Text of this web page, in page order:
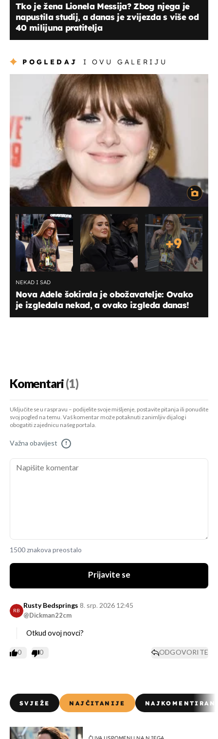
Tko je žena Lionela Messija? Zbog njega je
napustila studij, a danas je zvijezda s više od
40 milijuna pratitelja
POGLEDAJ I OVU GALERIJU
+9
NEKAD I SAD
Nova Adele šokirala je obožavatelje: Ovako
je izgledala nekad, a ovako izgleda danas!
Komentari(1)
Uključite se u raspravu – podijelite svoje mišljenje, postavite pitanja ili ponudite
svoj pogled na temu. Vaš komentar može potaknuti zanimljiv dijalog i
obogatiti zajednicu našeg portala.
Važna obavijest !
1500 znakova preostalo
Prijavite se
RB
Rusty Bedsprings
@Dickman22cm
8. srp. 2026 12:45
Otkud ovoj novci?
0 0 ODGOVORITE
SVJEŽE NAJČITANIJE